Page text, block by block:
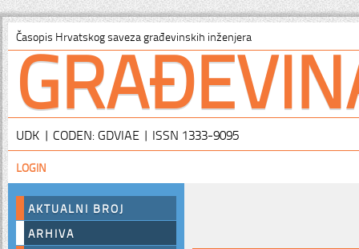
Časopis Hrvatskog saveza građevinskih inženjera
UDK | CODEN: GDVIAE | ISSN 1333-9095
LOGIN
AKTUALNI BROJ
ARHIVA